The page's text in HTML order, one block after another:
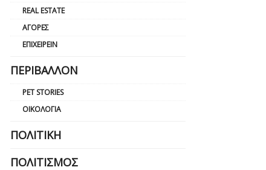
REAL ESTATE
ΑΓΟΡΈΣ
ΕΠΙΧΕΙΡΕΊΝ
ΠΕΡΙΒΆΛΛΟΝ
PET STORIES
ΟΙΚΟΛΟΓΊΑ
ΠΟΛΙΤΙΚΉ
ΠΟΛΙΤΙΣΜΌΣ